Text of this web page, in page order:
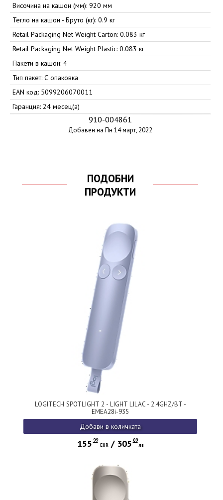
Височина на кашон (мм): 920 мм
Тегло на кашон - Бруто (кг): 0.9 кг
Retail Packaging Net Weight Carton: 0.083 кг
Retail Packaging Net Weight Plastic: 0.083 кг
Пакети в кашон: 4
Тип пакет: С опаковка
EAN код: 5099206070011
Гаранция: 24 месец(а)
910-004861
Добавен на Пн 14 март, 2022
ПОДОБНИ
ПРОДУКТИ
LOGITECH SPOTLIGHT 2 - LIGHT LILAC - 2.4GHZ/BT -
EMEA28i-935
Добави в количката
155 99
EUR/ 305 09
лв